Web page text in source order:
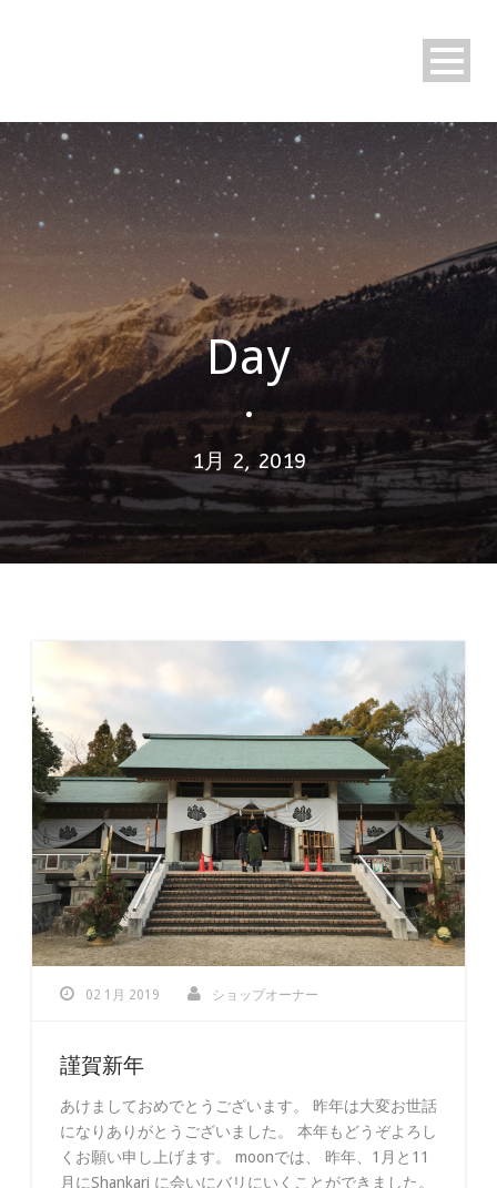
Day
•
1月 2, 2019
02 1月 2019 ショップオーナー
謹賀新年
あけましておめでとうございます。 昨年は大変お世話
になりありがとうございました。 本年もどうぞよろし
くお願い申し上げます。 moonでは、 昨年、1月と11
月にShankari に会いにバリにいくことができました。